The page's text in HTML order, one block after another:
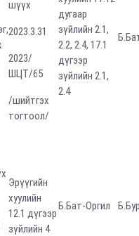
шүүх
2023.3.31
2023/
ШЦТ/65
/шийтгэх
тогтоол/
дугаар
зүйлийн 2.1,
2.2, 2.4, 17.1
дүгээр
зүйлийн 2.1,
2.4
Эрүүгийн
хуулийн
12.1 дүгээр
зүйлийн 4
Б.Бат-Оргил